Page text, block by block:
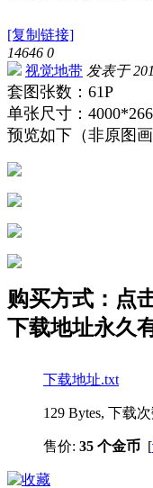
[复制链接]
14646 0
视觉地带 发表于
套图张数：61P
单张尺寸：
预览如下（非原图画
购买方式：点
下载地址永久
下载地址.txt
129 Bytes, 下载
售价: 35 个金币 [